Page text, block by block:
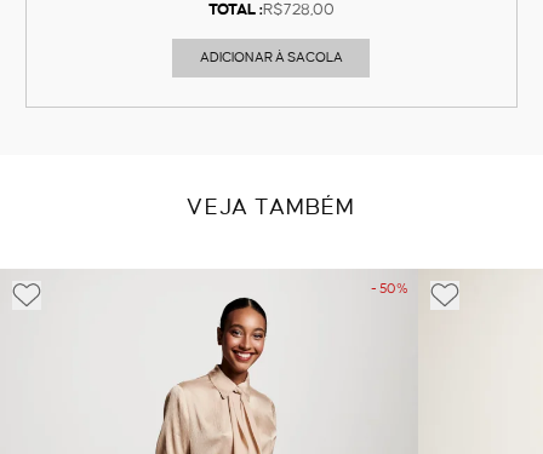
TOTAL :R$728,00
ADICIONAR À SACOLA
VEJA TAMBÉM
- 50%